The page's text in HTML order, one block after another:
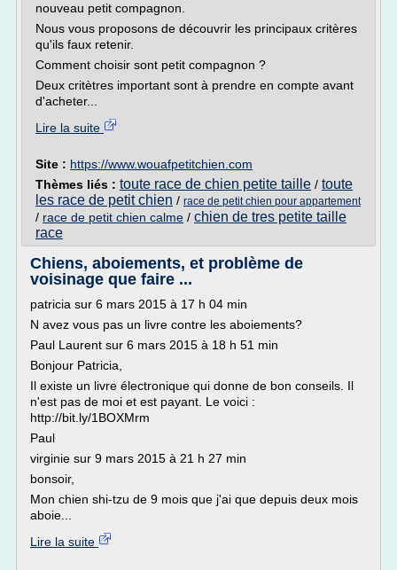
nouveau petit compagnon.
Nous vous proposons de découvrir les principaux critères
qu'ils faux retenir.
Comment choisir sont petit compagnon ?
Deux critètres important sont à prendre en compte avant
d'acheter...
Lire la suite
Site : https://www.wouafpetitchien.com
Thèmes liés : toute race de chien petite taille / toute
les race de petit chien / race de petit chien pour appartement
/ race de petit chien calme / chien de tres petite taille
race
Chiens, aboiements, et problème de
voisinage que faire ...
patricia sur 6 mars 2015 à 17 h 04 min
N avez vous pas un livre contre les aboiements?
Paul Laurent sur 6 mars 2015 à 18 h 51 min
Bonjour Patricia,
Il existe un livre électronique qui donne de bon conseils. Il
n'est pas de moi et est payant. Le voici :
http://bit.ly/1BOXMrm
Paul
virginie sur 9 mars 2015 à 21 h 27 min
bonsoir,
Mon chien shi-tzu de 9 mois que j'ai que depuis deux mois
aboie...
Lire la suite